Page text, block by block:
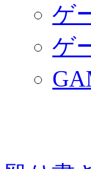
ゲ
ゲ